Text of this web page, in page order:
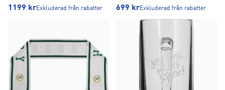
1199 krExkluderad från rabatter 699 krExkluderad från rabatter